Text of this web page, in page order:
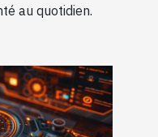
au quotidien.